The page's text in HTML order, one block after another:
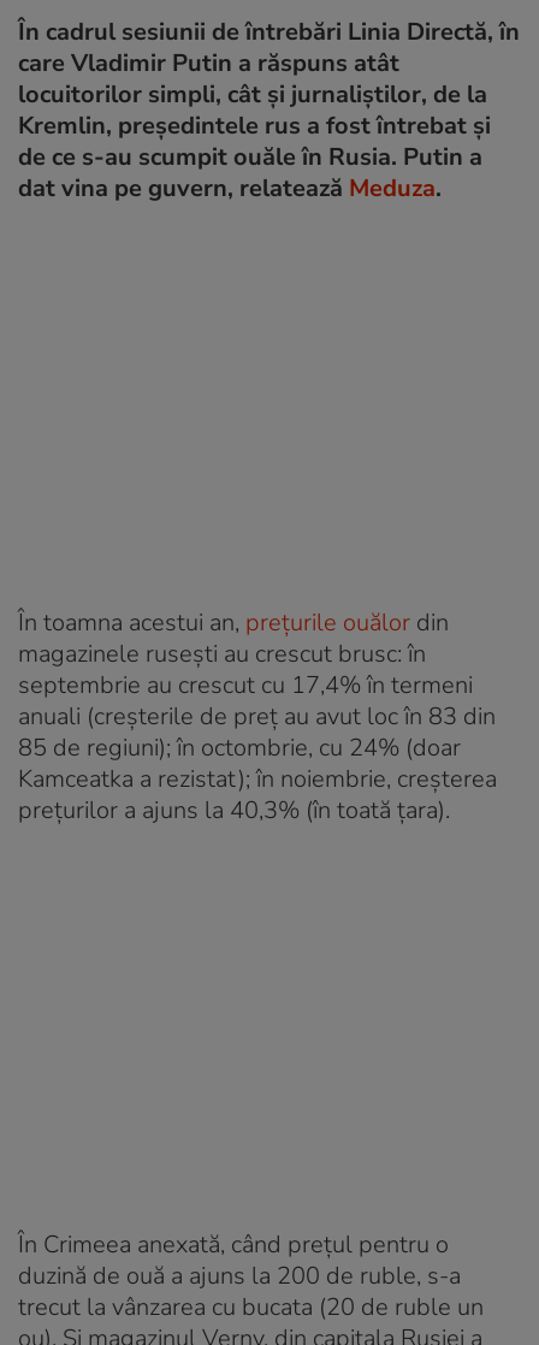
În cadrul sesiunii de întrebări Linia Directă, în
care Vladimir Putin a răspuns atât
locuitorilor simpli, cât și jurnaliștilor, de la
Kremlin, președintele rus a fost întrebat și
de ce s-au scumpit ouăle în Rusia. Putin a
dat vina pe guvern, relatează Meduza.
În toamna acestui an, prețurile ouălor din
magazinele rusești au crescut brusc: în
septembrie au crescut cu 17,4% în termeni
anuali (creșterile de preț au avut loc în 83 din
85 de regiuni); în octombrie, cu 24% (doar
Kamceatka a rezistat); în noiembrie, creșterea
prețurilor a ajuns la 40,3% (în toată țara).
În Crimeea anexată, când prețul pentru o
duzină de ouă a ajuns la 200 de ruble, s-a
trecut la vânzarea cu bucata (20 de ruble un
ou). Și magazinul Verny, din capitala Rusiei a